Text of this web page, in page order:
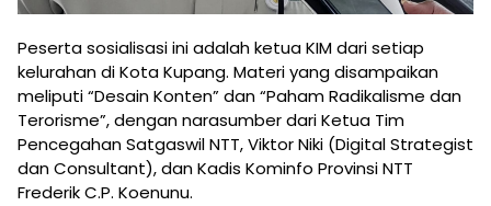
Peserta sosialisasi ini adalah ketua KIM dari setiap
kelurahan di Kota Kupang. Materi yang disampaikan
meliputi “Desain Konten” dan “Paham Radikalisme dan
Terorisme”, dengan narasumber dari Ketua Tim
Pencegahan Satgaswil NTT, Viktor Niki (Digital Strategist
dan Consultant), dan Kadis Kominfo Provinsi NTT
Frederik C.P. Koenunu.